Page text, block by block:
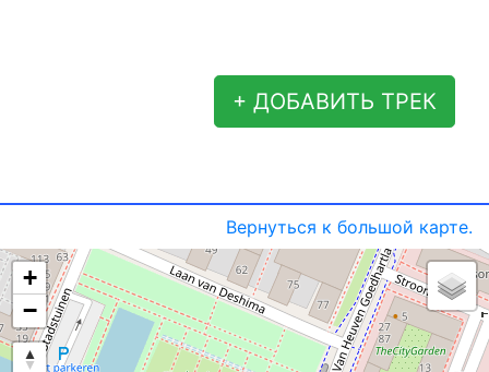
+ ДОБАВИТЬ ТРЕК
Вернуться к большой карте.
+
−